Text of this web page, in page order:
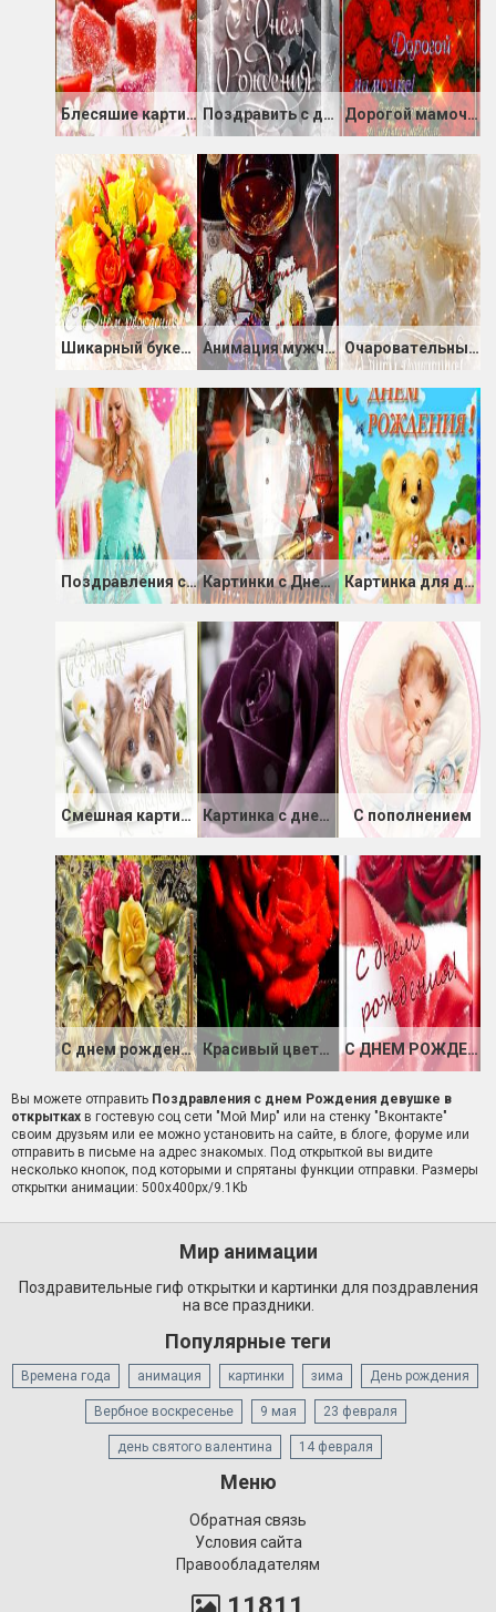
Блесяшие картинки с Днём Рождения Поздравить с днем Рождения в картинках Дорогой мамочке
Шикарный букет на день Рожденья Анимация мужчине с днём Рождения! Очаровательные картинки с Днём Рождения
Поздравления с днем Рождения от подруги картинка Картинки с Днем Рождения: Мужчине, Парню Картинка для детей с днём Рождения
Смешная картинка с Днем Рождения Картинка с днем Рождения любимой подруге С пополнением
С днем рождения! Красивый цветок ко Дню Рождения! С ДНЕМ РОЖДЕНИЯ
Вы можете отправить Поздравления с днем Рождения девушке в
открытках в гостевую соц сети "Мой Мир" или на стенку "Вконтакте"
своим друзьям или ее можно установить на сайте, в блоге, форуме или
отправить в письме на адрес знакомых. Под открыткой вы видите
несколько кнопок, под которыми и спрятаны функции отправки. Размеры
открытки анимации: 500x400px/9.1Kb
Мир анимации
Поздравительные гиф открытки и картинки для поздравления
на все праздники.
Популярные теги
Времена года анимация картинки зима День рождения
Вербное воскресенье 9 мая 23 февраля
день святого валентина 14 февраля
Меню
Обратная связь
Условия сайта
Правообладателям